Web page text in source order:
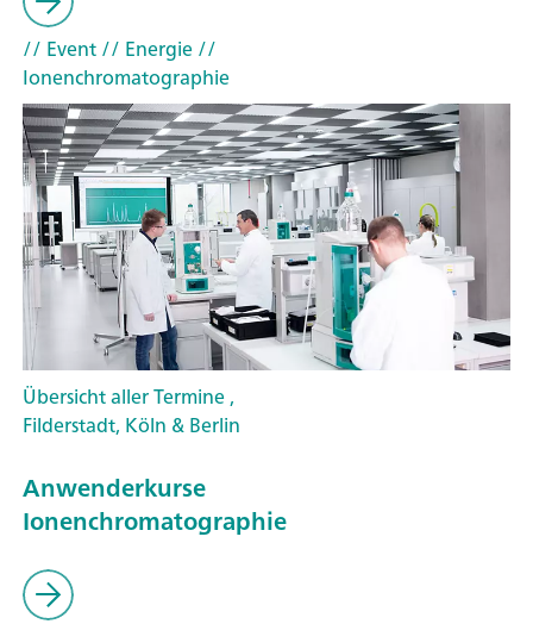
// Event// Energie//
Ionenchromatographie
Übersicht aller Termine ,
Filderstadt, Köln & Berlin
Anwenderkurse
Ionenchromatographie